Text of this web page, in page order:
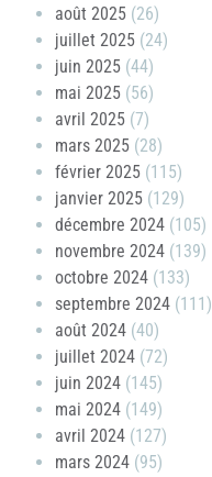
août 2025 (26)
juillet 2025 (24)
juin 2025 (44)
mai 2025 (56)
avril 2025 (7)
mars 2025 (28)
février 2025 (115)
janvier 2025 (129)
décembre 2024 (105)
novembre 2024 (139)
octobre 2024 (133)
septembre 2024 (111)
août 2024 (40)
juillet 2024 (72)
juin 2024 (145)
mai 2024 (149)
avril 2024 (127)
mars 2024 (95)